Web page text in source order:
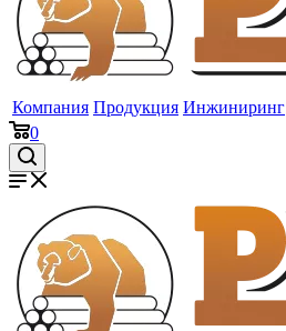
Компания Продукция Инжиниринг
0